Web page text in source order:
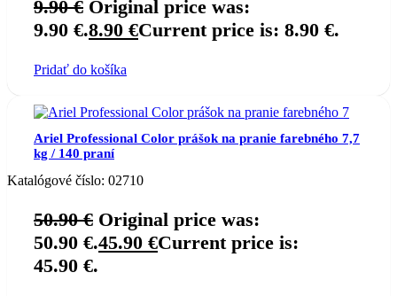
9.90€ Original price was:
9.90 €.8.90 €Current price is: 8.90 €.
Pridať do košíka
Ariel Professional Color prášok na pranie farebného 7,7
kg / 140 praní
Katalógové číslo: 02710
50.90€ Original price was:
50.90 €.45.90 €Current price is:
45.90 €.